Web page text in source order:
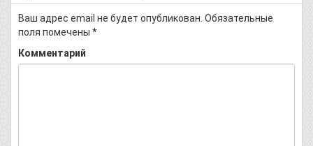
Ваш адрес email не будет опубликован. Обязательные
поля помечены *
Комментарий